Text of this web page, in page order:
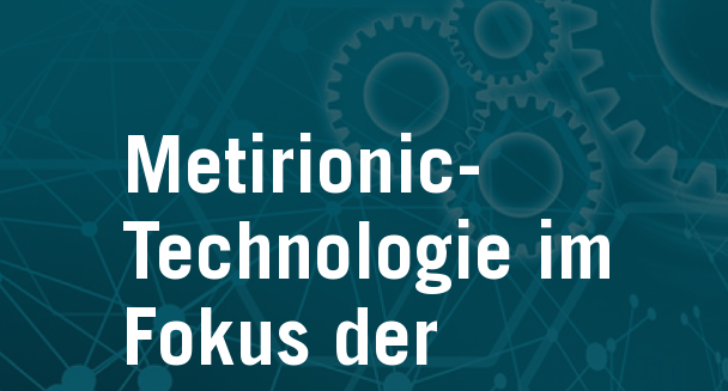
Metirionic-
Technologie im
Fokus der